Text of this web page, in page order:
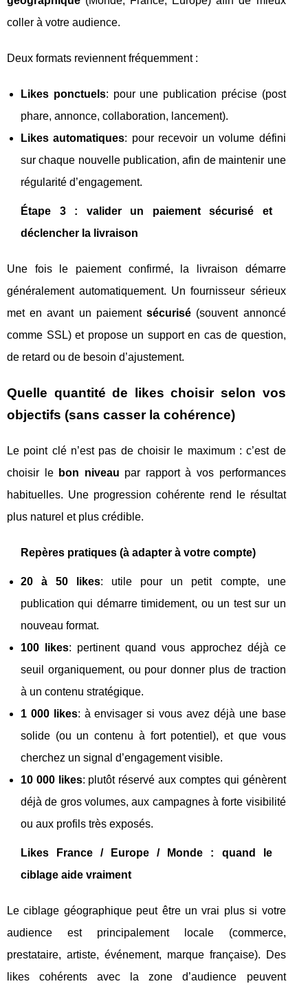
coller à votre audience.
Deux formats reviennent fréquemment :
Likes ponctuels: pour une publication précise (post
phare, annonce, collaboration, lancement).
Likes automatiques: pour recevoir un volume défini
sur chaque nouvelle publication, afin de maintenir une
régularité d’engagement.
Étape 3 : valider un paiement sécurisé et
déclencher la livraison
Une fois le paiement confirmé, la livraison démarre
généralement automatiquement. Un fournisseur sérieux
met en avant un paiementsécurisé (souvent annoncé
comme SSL) et propose un support en cas de question,
de retard ou de besoin d’ajustement.
Quelle quantité de likes choisir selon vos
objectifs (sans casser la cohérence)
Le point clé n’est pas de choisir le maximum : c’est de
choisir le bon niveau par rapport à vos performances
habituelles. Une progression cohérente rend le résultat
plus naturel et plus crédible.
Repères pratiques (à adapter à votre compte)
20 à 50 likes: utile pour un petit compte, une
publication qui démarre timidement, ou un test sur un
nouveau format.
100 likes: pertinent quand vous approchez déjà ce
seuil organiquement, ou pour donner plus de traction
à un contenu stratégique.
1 000 likes: à envisager si vous avez déjà une base
solide (ou un contenu à fort potentiel), et que vous
cherchez un signal d’engagement visible.
10 000 likes: plutôt réservé aux comptes qui génèrent
déjà de gros volumes, aux campagnes à forte visibilité
ou aux profils très exposés.
Likes France / Europe / Monde : quand le
ciblage aide vraiment
Le ciblage géographique peut être un vrai plus si votre
audience est principalement locale (commerce,
prestataire, artiste, événement, marque française). Des
likes cohérents avec la zone d’audience peuvent